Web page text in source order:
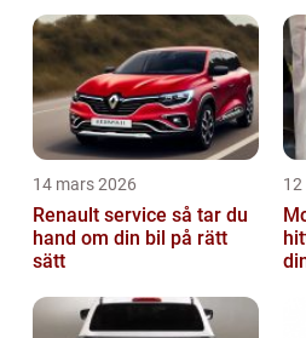
14 mars 2026
Renault service så tar du
hand om din bil på rätt
sätt
12